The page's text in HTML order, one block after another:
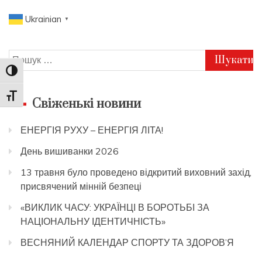
Toggle High Contrast
Toggle Font size
Ukrainian ▼
Пошук:
Свіженькі новини
ЕНЕРГІЯ РУХУ – ЕНЕРГІЯ ЛІТА!
День вишиванки 2026
13 травня було проведено відкритий виховний захід,
присвячений мінній безпеці
«ВИКЛИК ЧАСУ: УКРАЇНЦІ В БОРОТЬБІ ЗА
НАЦІОНАЛЬНУ ІДЕНТИЧНІСТЬ»
ВЕСНЯНИЙ КАЛЕНДАР СПОРТУ ТА ЗДОРОВ’Я